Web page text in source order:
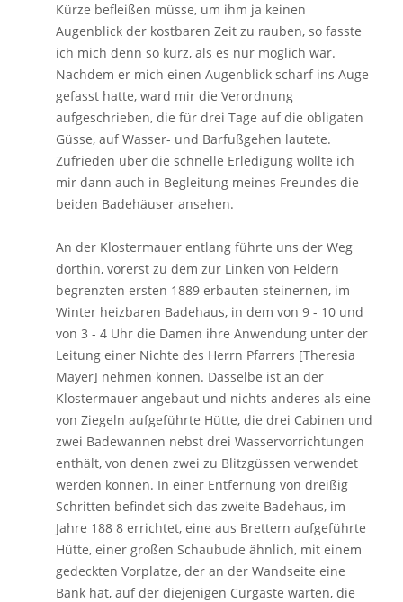
Kürze befleißen müsse, um ihm ja keinen
Augenblick der kostbaren Zeit zu rauben, so fasste
ich mich denn so kurz, als es nur möglich war.
Nachdem er mich einen Augenblick scharf ins Auge
gefasst hatte, ward mir die Verordnung
aufgeschrieben, die für drei Tage auf die obligaten
Güsse, auf Wasser- und Barfußgehen lautete.
Zufrieden über die schnelle Erledigung wollte ich
mir dann auch in Begleitung meines Freundes die
beiden Badehäuser ansehen.
An der Klostermauer entlang führte uns der Weg
dorthin, vorerst zu dem zur Linken von Feldern
begrenzten ersten 1889 erbauten steinernen, im
Winter heizbaren Badehaus, in dem von 9 - 10 und
von 3 - 4 Uhr die Damen ihre Anwendung unter der
Leitung einer Nichte des Herrn Pfarrers [Theresia
Mayer] nehmen können. Dasselbe ist an der
Klostermauer angebaut und nichts anderes als eine
von Ziegeln aufgeführte Hütte, die drei Cabinen und
zwei Badewannen nebst drei Wasservorrichtungen
enthält, von denen zwei zu Blitzgüssen verwendet
werden können. In einer Entfernung von dreißig
Schritten befindet sich das zweite Badehaus, im
Jahre 188 8 errichtet, eine aus Brettern aufgeführte
Hütte, einer großen Schaubude ähnlich, mit einem
gedeckten Vorplatze, der an der Wandseite eine
Bank hat, auf der diejenigen Curgäste warten, die